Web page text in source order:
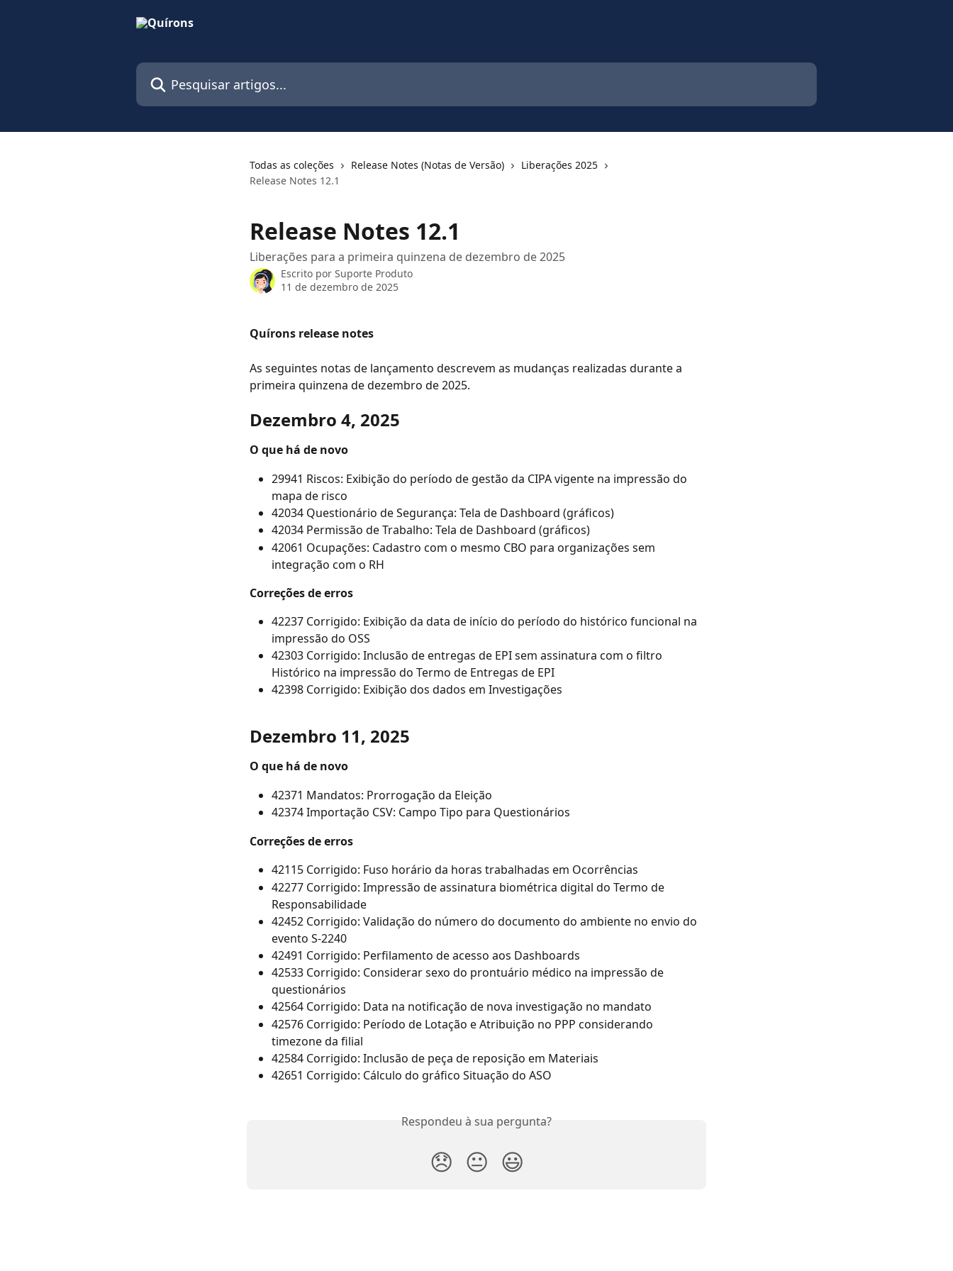
Pesquisar artigos...
Todas as coleções Release Notes (Notas de Versão)
Liberações 2025
Release Notes 12.1
Release Notes 12.1
Liberações para a primeira quinzena de dezembro de 2025
Escrito por Suporte Produto
11 de dezembro de 2025
Quírons release notes
As seguintes notas de lançamento descrevem as mudanças realizadas durante a
primeira quinzena de dezembro de 2025.
Dezembro 4, 2025
O que há de novo
29941 Riscos: Exibição do período de gestão da CIPA vigente na impressão do
mapa de risco
42034 Questionário de Segurança: Tela de Dashboard (gráficos)
42034 Permissão de Trabalho: Tela de Dashboard (gráficos)
42061 Ocupações: Cadastro com o mesmo CBO para organizações sem
integração com o RH
Correções de erros
42237 Corrigido: Exibição da data de início do período do histórico funcional na
impressão do OSS
42303 Corrigido: Inclusão de entregas de EPI sem assinatura com o filtro
Histórico na impressão do Termo de Entregas de EPI
42398 Corrigido: Exibição dos dados em Investigações
Dezembro 11, 2025
O que há de novo
42371 Mandatos: Prorrogação da Eleição
42374 Importação CSV: Campo Tipo para Questionários
Correções de erros
42115 Corrigido: Fuso horário da horas trabalhadas em Ocorrências
42277 Corrigido: Impressão de assinatura biométrica digital do Termo de
Responsabilidade
42452 Corrigido: Validação do número do documento do ambiente no envio do
evento S-2240
42491 Corrigido: Perfilamento de acesso aos Dashboards
42533 Corrigido: Considerar sexo do prontuário médico na impressão de
questionários
42564 Corrigido: Data na notificação de nova investigação no mandato
42576 Corrigido: Período de Lotação e Atribuição no PPP considerando
timezone da filial
42584 Corrigido: Inclusão de peça de reposição em Materiais
42651 Corrigido: Cálculo do gráfico Situação do ASO
Respondeu à sua pergunta?
😞 😐 😃